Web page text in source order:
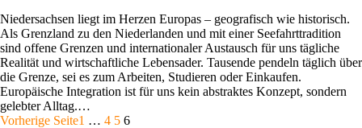
Niedersachsen liegt im Herzen Europas – geografisch wie historisch.
Als Grenzland zu den Niederlanden und mit einer Seefahrttradition
sind offene Grenzen und internationaler Austausch für uns tägliche
Realität und wirtschaftliche Lebensader. Tausende pendeln täglich über
die Grenze, sei es zum Arbeiten, Studieren oder Einkaufen.
Europäische Integration ist für uns kein abstraktes Konzept, sondern
gelebter Alltag.…
Vorherige Seite1 … 4 5 6